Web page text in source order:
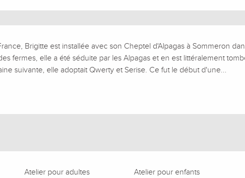
Brigitte est installée avec son Cheptel d'Alpagas à Sommeron
fermes, elle a été séduite par les Alpagas et en est littéralement
suivante, elle adoptait Qwerty et Serise. Ce fut le début d'une...
Atelier pour adultes Atelier pour enfants